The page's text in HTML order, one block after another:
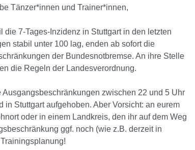
Tänzer*innen und Trainer*innen,
die 7-Tages-Inzidenz in Stuttgart in den letzten
stabil unter 100 lag, enden ab sofort die
der Bundesnotbremse. An ihre Stelle
die Regeln der Landesverordnung.
Ausgangsbeschränkungen zwischen 22 und 5 Uhr
in Stuttgart aufgehoben. Aber Vorsicht: an eurem
oder in einem Landkreis, den ihr auf dem Weg
ggf. noch (wie z.B. derzeit in